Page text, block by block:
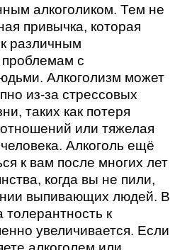
алкоголиком. Тем не
привычка, которая
различным
с
Алкоголизм может
из-за стрессовых
таких как потеря
или тяжелая
Алкоголь ещё
к вам после многих лет
когда вы не пили,
выпивающих людей. В
толерантность к
увеличивается. Если